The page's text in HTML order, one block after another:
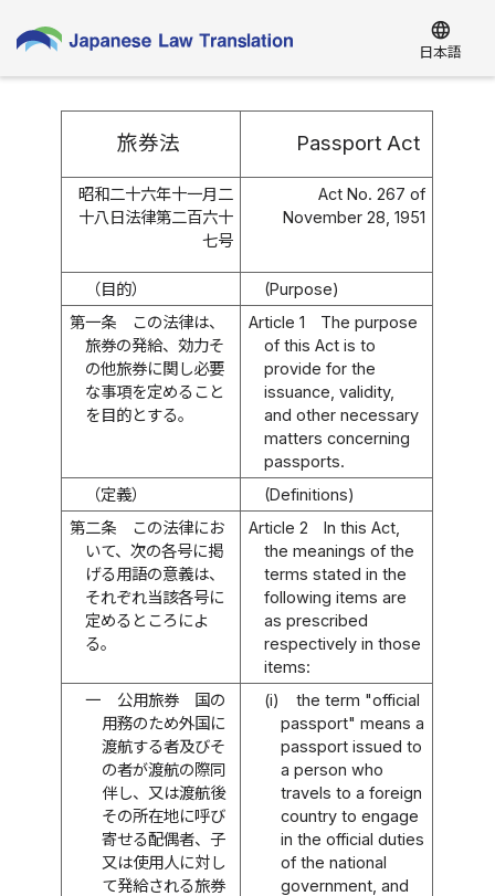
language
日本語
旅券法 Passport Act
昭和二十六年十一月二
十八日法律第二百六十
七号
Act No. 267 of
November 28, 1951
（目的）
(Purpose)
第一条
この法律は、
旅券の発給、効力そ
の他旅券に関し必要
な事項を定めること
を目的とする。
Article 1
The purpose
of this Act is to
provide for the
issuance, validity,
and other necessary
matters concerning
passports.
（定義）
(Definitions)
第二条
この法律にお
いて、次の各号に掲
げる用語の意義は、
それぞれ当該各号に
定めるところによ
る。
Article 2
In this Act,
the meanings of the
terms stated in the
following items are
as prescribed
respectively in those
items:
一
公用旅券 国の
用務のため外国に
渡航する者及びそ
の者が渡航の際同
伴し、又は渡航後
その所在地に呼び
寄せる配偶者、子
又は使用人に対し
て発給される旅券
(i)
the term "official
passport" means a
passport issued to
a person who
travels to a foreign
country to engage
in the official duties
of the national
government, and